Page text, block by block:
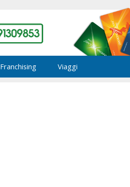
Franchising Viaggi